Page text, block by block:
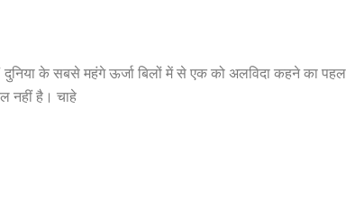
के सबसे महंगे ऊर्जा बिलों में से एक को अलविदा कहने का
नहीं है। चाहे